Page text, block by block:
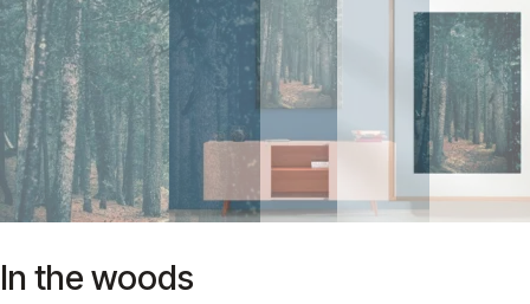
In the woods